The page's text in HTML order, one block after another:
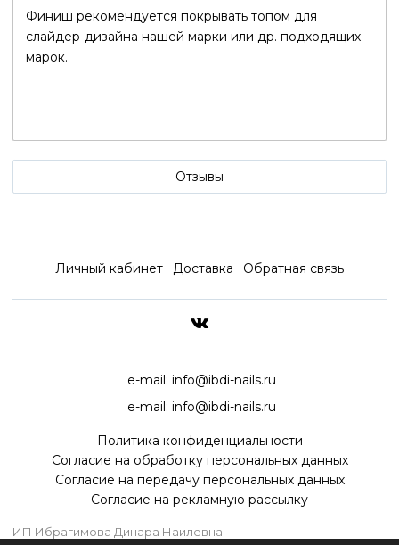
Финиш рекомендуется покрывать топом для
слайдер-дизайна нашей марки или др. подходящих
марок.
Отзывы
Личный кабинет Доставка Обратная связь
e-mail: info@ibdi-nails.ru
e-mail: info@ibdi-nails.ru
Политика конфиденциальности
Согласие на обработку персональных данных
Согласие на передачу персональных данных
Согласие на рекламную рассылку
ИП Ибрагимова Динара Наилевна